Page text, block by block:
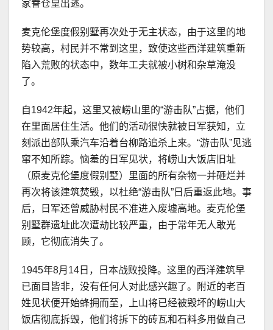
家眷仓皇出逃。
麦克伦堡度假别墅再次处于无主状态，由于这里的地
势较高，村民并不常到这里，致使这些西洋建筑重新
陷入荒败的状态中，数年工夫就被小树和杂草淹没
了。
自1942年起，这里又被崂山里的“游击队”占据，他们
在里面居住生活。他们的活动很快就被日军获知，立
刻派出部队乘汽车沿着台柳路追杀上来。“游击队”见逃
窜不知所踪。恼羞的日军见状，将崂山大饭店旧址
（原麦克伦堡度假别墅）里面的所有杂物一并砸烂并
再次将该建筑焚毁，以杜绝“游击队”日后重返此地。事
后，日军还曾威胁村民不准进入废墟高地。麦克伦堡
别墅群遗址此次遭劫比较严重，由于常年无人敢光
顾，它彻底消失了。
1945年8月14日，日本战败投降。这里的西洋建筑早
已面目皆非，没有任何人对此感兴趣了。附近的老百
姓见状便开始蜂拥而至，上山将已经被毁坏的崂山大
饭店彻底拆毁，他们将拆下的砖瓦和石料多用做自己